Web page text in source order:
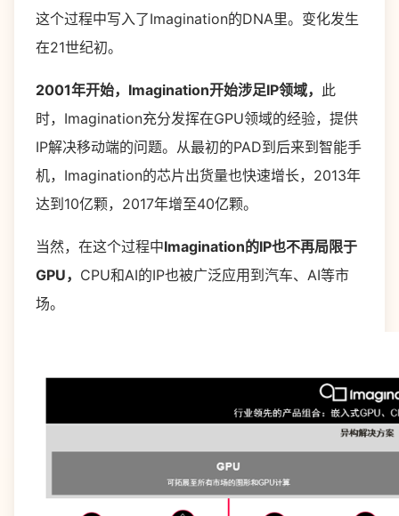
这个过程中写入了Imagination的DNA里。变化发生
在21世纪初。
2001年开始，Imagination开始涉足IP领域， 此
时，Imagination充分发挥在GPU领域的经验，提供
IP解决移动端的问题。从最初的PAD到后来到智能手
机，Imagination的芯片出货量也快速增长，2013年
达到10亿颗，2017年增至40亿颗。
当然，在这个过程中Imagination的IP也不再局限于
GPU， CPU和AI的IP也被广泛应用到汽车、AI等市
场。